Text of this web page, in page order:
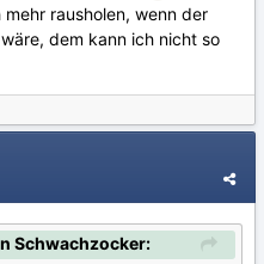
rausholen, wenn der
dem kann ich nicht so
Schwachzocker: